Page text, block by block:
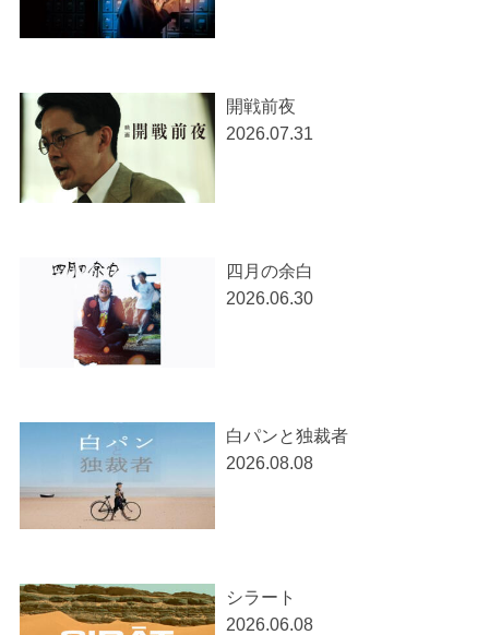
開戦前夜
2026.07.31
四月の余白
2026.06.30
白パンと独裁者
2026.08.08
シラート
2026.06.08